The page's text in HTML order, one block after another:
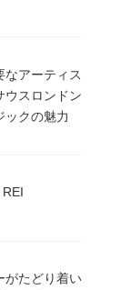
なアーティス
スロンドン
ックの魅力
がたどり着い